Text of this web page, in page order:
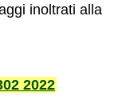
inoltrati alla
2022